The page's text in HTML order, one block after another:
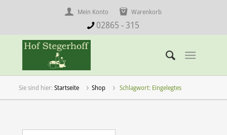
Mein Konto Warenkorb
02865 - 315
Startseite Shop Schlagwort: Eingelegtes